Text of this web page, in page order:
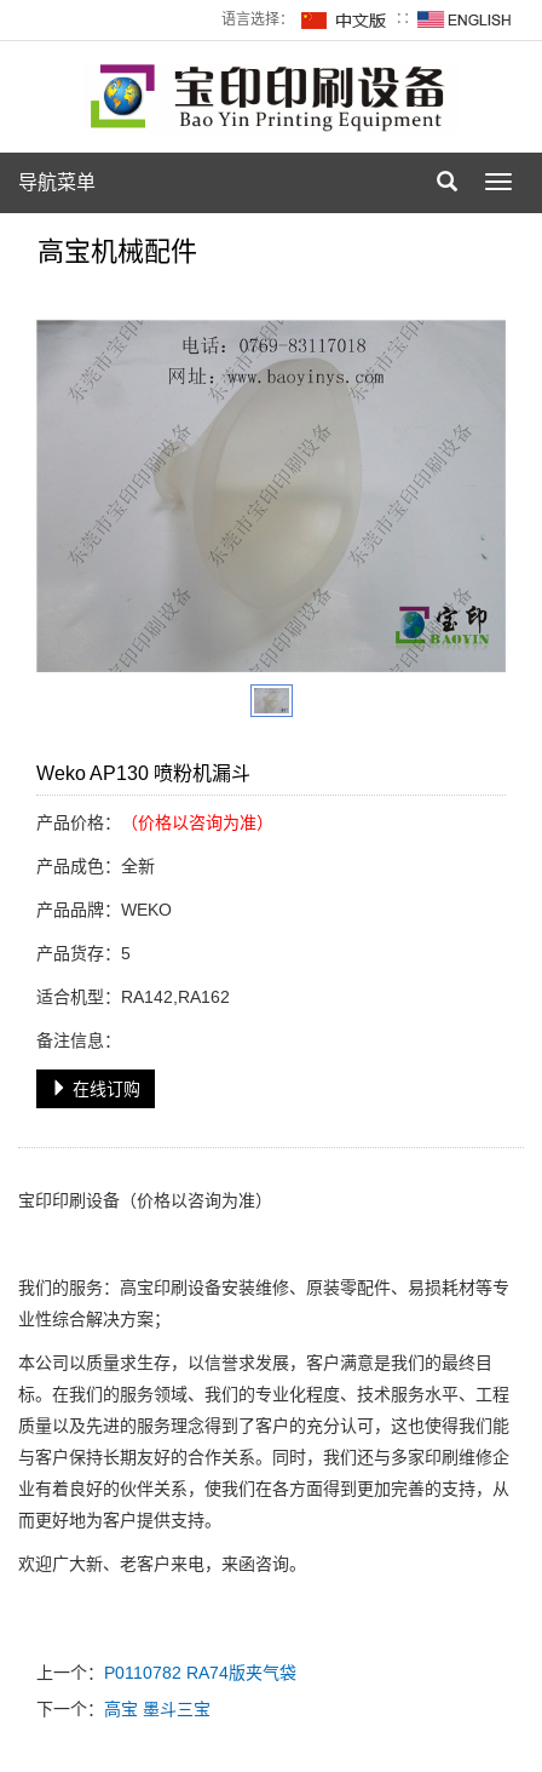
语言选择： ∷
导航菜单
高宝机械配件
Weko AP130 喷粉机漏斗
产品价格： （价格以咨询为准）
产品成色：全新
产品品牌：WEKO
产品货存：5
适合机型：RA142,RA162
备注信息：
在线订购
宝印印刷设备 （价格以咨询为准）
我们的服务：高宝印刷设备安装维修、原装零配件、易损耗材等专
业性综合解决方案；
本公司以质量求生存，以信誉求发展，客户满意是我们的最终目
标。在我们的服务领域、我们的专业化程度、技术服务水平、工程
质量以及先进的服务理念得到了客户的充分认可，这也使得我们能
与客户保持长期友好的合作关系。同时，我们还与多家印刷维修企
业有着良好的伙伴关系，使我们在各方面得到更加完善的支持，从
而更好地为客户提供支持。
欢迎广大新、老客户来电，来函咨询。
上一个： P0110782 RA74版夹气袋
下一个： 高宝 墨斗三宝